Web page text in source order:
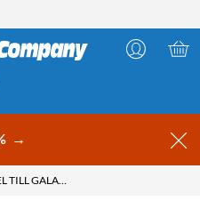
→
MOBILDEKSEL TILL GALAXY S26 PLUS